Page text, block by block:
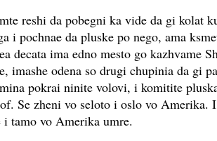
reshi da pobegni ka vide da gi kolat
i pochnae da pluske po nego, ama
decata ima edno mesto go kazhvame
imashe odena so drugi chupinia da gi
pokrai ninite volovi, i komitite
Se zheni vo seloto i oslo vo Amerika.
i tamo vo Amerika umre.